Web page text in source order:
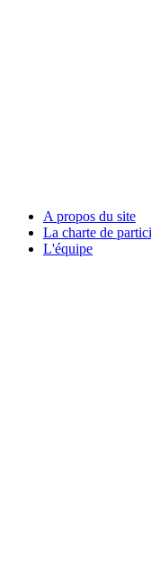
A propos du site
La charte de
L'équipe